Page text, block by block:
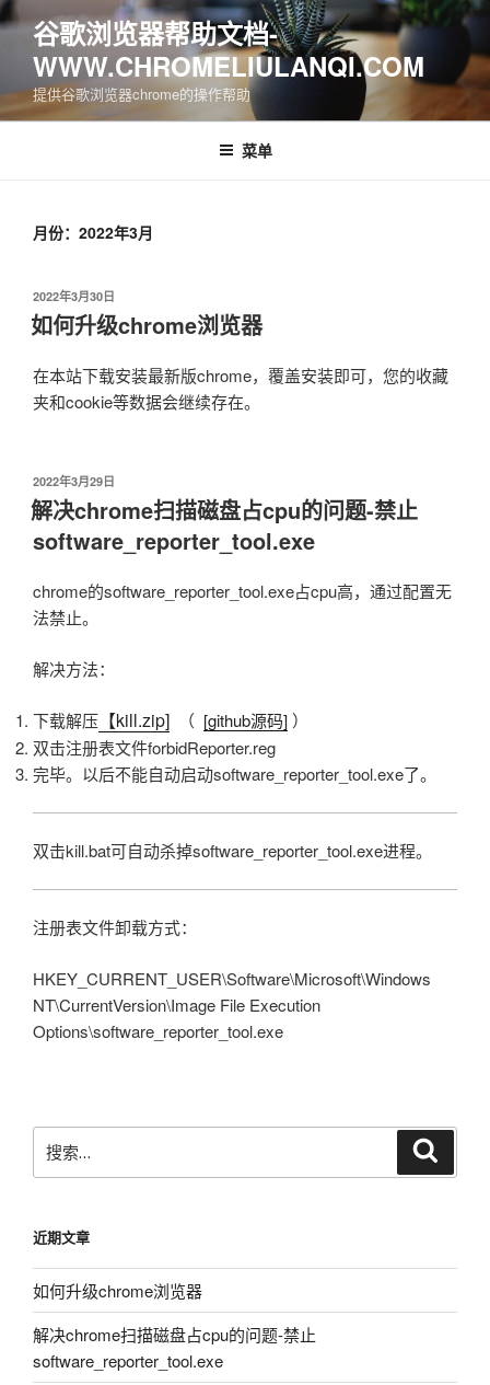
跳
容
谷歌浏览器帮助文档-
WWW.CHROMELIULANQI.COM
提供谷歌浏览器chrome的操作帮助
菜单
月份：2022年3月
发
布
于
2022年3月30日
如何升级chrome浏览器
在本站下载安装最新版chrome，覆盖安装即可，您的收藏
夹和cookie等数据会继续存在。
发
布
于
2022年3月29日
解决chrome扫描磁盘占cpu的问题-禁止
software_reporter_tool.exe
chrome的software_reporter_tool.exe占cpu高，通过配置无
法禁止。
解决方法：
下载解压 【kill.zip] （ [github源码] ）
双击注册表文件forbidReporter.reg
完毕。以后不能自动启动software_reporter_tool.exe了。
双击kill.bat可自动杀掉software_reporter_tool.exe进程。
注册表文件卸载方式：
HKEY_CURRENT_USER\Software\Microsoft\Windows
NT\CurrentVersion\Image File Execution
Options\software_reporter_tool.exe
搜
索：
近期文章
如何升级chrome浏览器
解决chrome扫描磁盘占cpu的问题-禁止
software_reporter_tool.exe